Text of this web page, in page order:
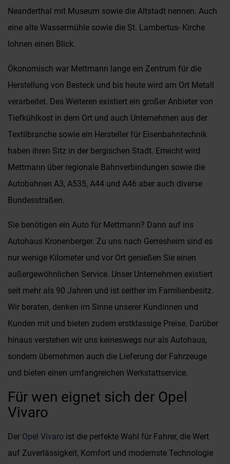
Neanderthal mit Museum sowie die Altstadt nennen. Auch
eine alte Wassermühle sowie die St. Lambertus- Kirche
lohnen einen Blick.
Ökonomisch war Mettmann lange ein Zentrum für die
Herstellung von Besteck und bis heute wird am Ort Metall
verarbeitet. Des Weiteren existiert ein großer Anbieter von
Tiefkühlkost in dem Ort und auch Unternehmen aus der
Textilbranche sowie ein Hersteller für Eisenbahntechnik
haben ihren Sitz in der bergischen Stadt. Erreicht wird
Mettmann über regionale Bahnverbindungen sowie die
Autobahnen A3, A535, A44 und A46 aber auch diverse
Bundesstraßen.
Sie benötigen ein Auto für Mettmann? Dann auf ins
Autohaus Kronenberger. Zu uns nach Gerresheim sind es
nur wenige Kilometer und vor Ort genießen Sie einen
außergewöhnlichen Service. Unser Unternehmen existiert
seit mehr als 90 Jahren und ist seither im Familienbesitz.
Wir beraten, denken im Sinne unserer Kundinnen und
Kunden mit und bieten zudem erstklassige Preise. Darüber
hinaus verstehen wir uns keineswegs nur als Autohaus,
sondern übernehmen auch die Lieferung der Fahrzeuge
und bieten einen umfangreichen Werkstattservice.
Für wen eignet sich der Opel
Vivaro
Der Opel Vivaro ist die perfekte Wahl für Fahrer, die Wert
auf Zuverlässigkeit, Komfort und modernste Technologie